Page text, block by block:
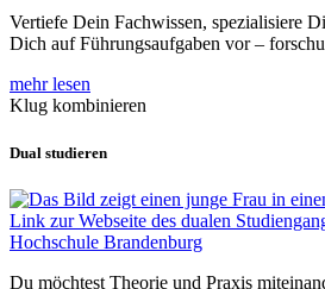
Vertiefe Dein Fachwissen, spezialisiere
Dich auf Führungsaufgaben vor –
mehr lesen
Klug kombinieren
Dual studieren
Du möchtest Theorie und Praxis